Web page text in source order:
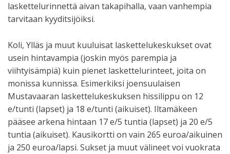
laskettelurinnettä aivan takapihalla, vaan vanhempia
tarvitaan kyyditsijöiksi.
Koli, Ylläs ja muut kuuluisat laskettelukeskukset ovat
usein hintavampia (joskin myös parempia ja
viihtyisämpiä) kuin pienet laskettelurinteet, joita on
monissa kunnissa. Esimerkiksi joensuulaisen
Mustavaaran laskettelukeskuksen hissilippu on 12
e/tunti (lapset) ja 18 e/tunti (aikuiset). Iltamäkeen
pääsee arkena hintaan 17 e/5 tuntia (lapset) ja 20 e/5
tuntia (aikuiset). Kausikortti on vain 265 euroa/aikuinen
ja 250 euroa/lapsi. Sukset ja muut välineet voi vuokrata